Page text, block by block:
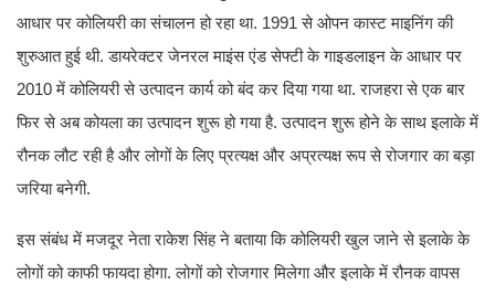
आधार पर कोलियरी का संचालन हो रहा था. 1991 से ओपन कास्ट माइनिंग की
शुरुआत हुई थी. डायरेक्टर जेनरल माइंस एंड सेफ्टी के गाइडलाइन के आधार पर
2010 में कोलियरी से उत्पादन कार्य को बंद कर दिया गया था. राजहरा से एक बार
फिर से अब कोयला का उत्पादन शुरू हो गया है. उत्पादन शुरू होने के साथ इलाके में
रौनक लौट रही है और लोगों के लिए प्रत्यक्ष और अप्रत्यक्ष रूप से रोजगार का बड़ा
जरिया बनेगी.
इस संबंध में मजदूर नेता राकेश सिंह ने बताया कि कोलियरी खुल जाने से इलाके के
लोगों को काफी फायदा होगा. लोगों को रोजगार मिलेगा और इलाके में रौनक वापस